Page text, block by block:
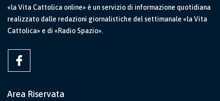
«la Vita Cattolica online» è un servizio di informazione quotidiana
realizzato dalle redazioni giornalistiche del settimanale «la Vita
Cattolica» e di «Radio Spazio».
Area Riservata